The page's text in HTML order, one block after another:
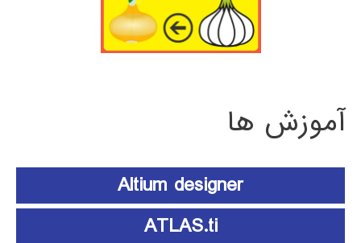
آموزش ها
Altium designer
ATLAS.ti